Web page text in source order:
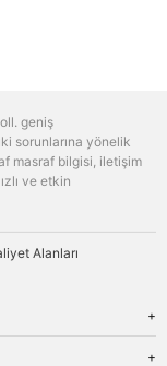
geniş
sorunlarına yönelik
masraf bilgisi, iletişim
ve etkin
Alanları